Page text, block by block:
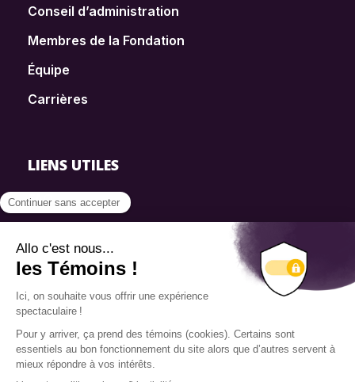
Conseil d’administration
Membres de la Fondation
Équipe
Carrières
LIENS UTILES
FAQ
Dons
Info source
Politique de confidentialité